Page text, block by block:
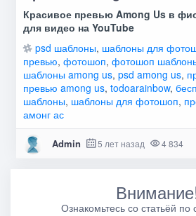
Красивое превью Among Us в
для видео на YouTube
psd шаблоны, шаблоны для
превью, фотошоп, фотошоп
шаблоны among us, psd among us,
превью among us, todoarainbow,
шаблоны, шаблоны для фотошоп,
амонг ас
Admin 5 лет назад 4 834
Ознакомьтесь со статьёй по